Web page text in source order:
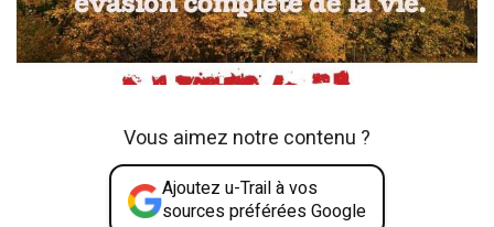
Vous aimez notre contenu ?
Ajoutez u-Trail à vos
sources préférées Google